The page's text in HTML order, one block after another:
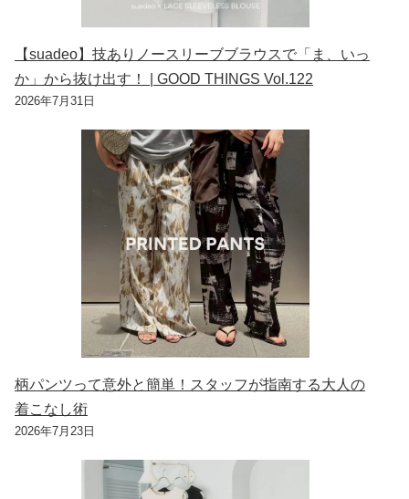
【suadeo】技ありノースリーブブラウスで「ま、いっ
か」から抜け出す！ | GOOD THINGS Vol.122
2026年7月31日
柄パンツって意外と簡単！スタッフが指南する大人の
着こなし術
2026年7月23日